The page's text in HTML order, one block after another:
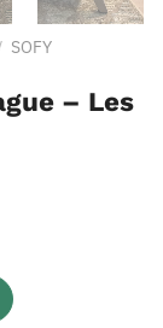
SOFY
– Les